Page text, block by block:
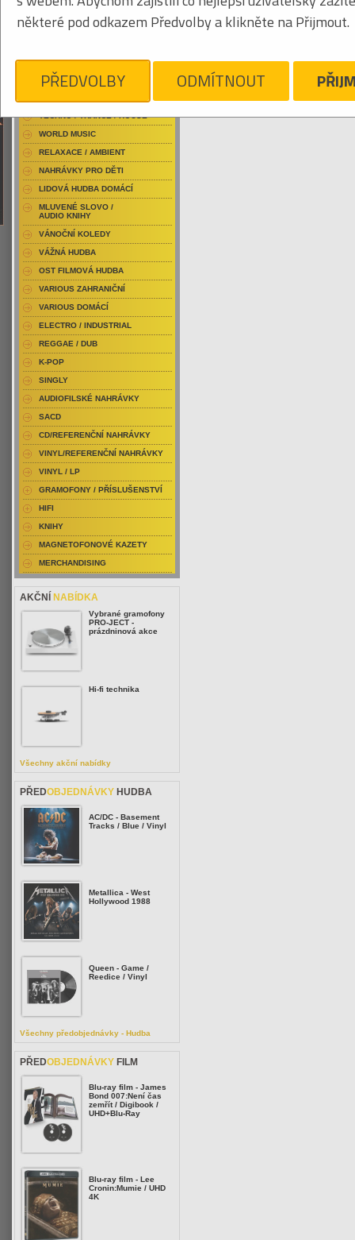
EDOUARD LOUIS
Je nám líto, ale pro daný žánr/kategorii
RAP / HIP HOP DOMÁCÍ
RAP / HIP HOP ZAHRANIČNÍ
DVD / HUDBA
PUNK / HARDCORE
TECHNO / TRANCE / HOUSE
WORLD MUSIC
RELAXACE / AMBIENT
NAHRÁVKY PRO DĚTI
LIDOVÁ HUDBA DOMÁCÍ
MLUVENÉ SLOVO /
AUDIO KNIHY
VÁNOČNÍ KOLEDY
VÁŽNÁ HUDBA
OST FILMOVÁ HUDBA
VARIOUS ZAHRANIČNÍ
VARIOUS DOMÁCÍ
ELECTRO / INDUSTRIAL
REGGAE / DUB
K-POP
SINGLY
AUDIOFILSKÉ NAHRÁVKY
SACD
CD/REFERENČNÍ NAHRÁVKY
VINYL/REFERENČNÍ NAHRÁVKY
VINYL / LP
GRAMOFONY / PŘÍSLUŠENSTVÍ
HIFI
KNIHY
MAGNETOFONOVÉ KAZETY
MERCHANDISING
AKČNÍ NABÍDKA
Vybrané gramofony
PRO-JECT -
prázdninová akce
Hi-fi technika
Všechny akční nabídky
PŘEDOBJEDNÁVKY HUDBA
AC/DC - Basement
Tracks / Blue / Vinyl
Metallica - West
Hollywood 1988
Queen - Game /
Reedice / Vinyl
Všechny předobjednávky - Hudba
PŘEDOBJEDNÁVKY FILM
Blu-ray film - James
Bond 007:Není čas
zemřít / Digibook /
UHD+Blu-Ray
Blu-ray film - Lee
Cronin:Mumie / UHD
4K
některé pod odkazem Předvolby a klikněte na Přijmout.
PŘEDVOLBY ODMÍTNOUT